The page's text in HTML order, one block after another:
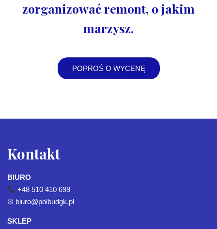
zorganizować remont, o jakim
marzysz.
POPROŚ O WYCENĘ
Kontakt
BIURO
+48 510 410 699
✉ biuro@polbudgk.pl
SKLEP